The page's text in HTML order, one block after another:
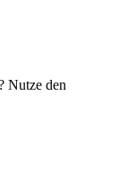
Nutze den